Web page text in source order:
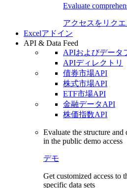
Evaluate
アクセスをリクエ
Excelアドイン
API & Data Feed
APIおよびデータ
APIディレクトリ
債券市場API
株式市場API
ETF市場API
金融データAPI
株価指数API
Evaluate the structure and
in the public demo access
デモ
Get customized access to
specific data sets